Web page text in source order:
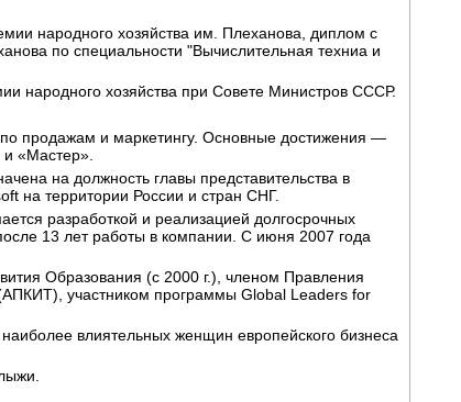
народного хозяйства им. Плеханова, диплом с
по специальности "Вычислительная техниа и
народного хозяйства при Совете Министров СССР.
продажам и маркетингу. Основные достижения —
«Мастер».
на должность главы представительства в
на территории России и стран СНГ.
разработкой и реализацией долгосрочных
13 лет работы в компании. С июня 2007 года
Образования (с 2000 г.), членом Правления
участником программы Global Leaders for
влиятельных женщин европейского бизнеса